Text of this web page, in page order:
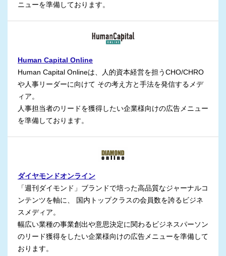
ニューを準備しております。
Human Capital Online
Human Capital Onlineは、人的資本経営を担うCHO/CHRO
や人事リーダーに向けて その考え方と手法を発信するメデ
ィア。
人事担当者のリードを獲得したい企業様向けの広告メニュー
を準備しております。
ダイヤモンドオンライン
「週刊ダイモンド」ブランドで培った高品質なジャーナルコ
ンテンツを軸に、 国内トップクラスの会員数を誇るビジネ
スメディア。
幅広い業種の事業創出や意思決定に関わるビジネスパーソン
のリード獲得をしたい企業様向けの広告メニューを準備して
おります。